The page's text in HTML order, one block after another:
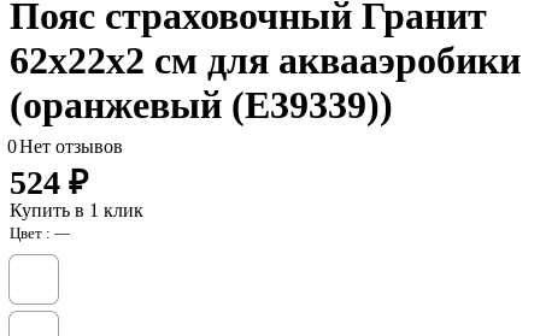
Пояс страховочный Гранит
62х22х2 см для аквааэробики
(оранжевый (E39339))
0Нет отзывов
524 ₽
Купить в 1 клик
Цвет : —